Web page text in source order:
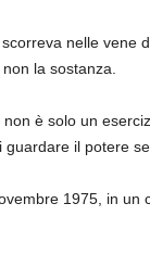
nelle vene
la sostanza.
non è solo un
il potere
1975, in un